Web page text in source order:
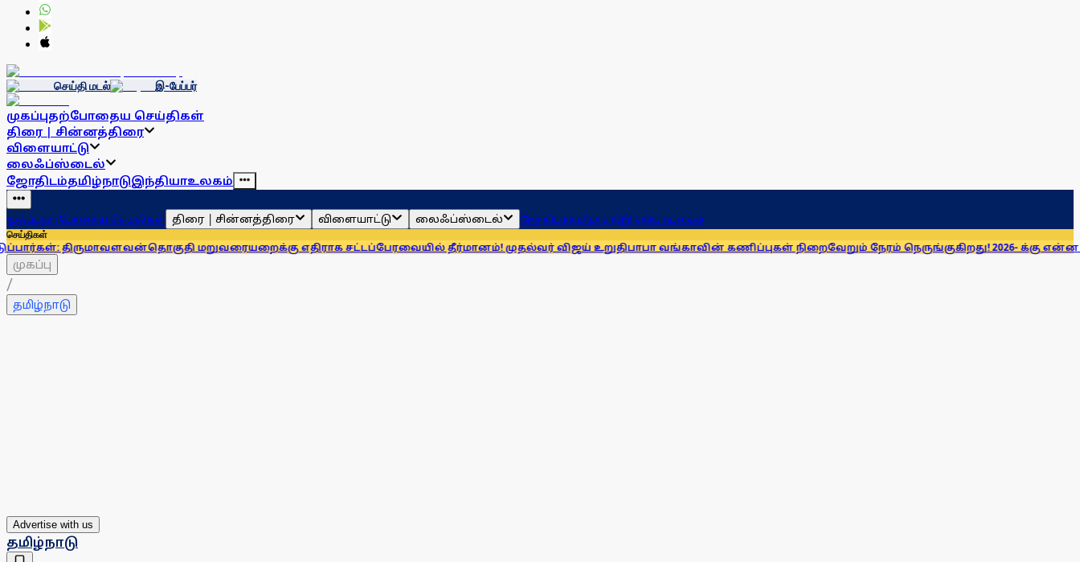
செய்தி மடல் இ-பேப்பர்
முகப்புதற்போதைய செய்திகள்
திரை | சின்னத்திரை
விளையாட்டு
லைஃப்ஸ்டைல்
ஜோதிடம்தமிழ்நாடுஇந்தியாஉலகம்
முகப்புதற்போதைய செய்திகள் திரை | சின்னத்திரை விளையாட்டு லைஃப்ஸ்டைல் ஜோதிடம்தமிழ்நாடுஇந்தியாஉலகம்
செய்திகள்
தொகுதி மறுவரையறைக்கு எதிராக சட்டப்பேரவையில் தீர்மானம்! முதல்வர் விஜய் உறுதிபாபா வங்காவின் கணிப்புகள் நிறைவேறும் நேரம் நெருங்குகிறது! 2026- க்கு என்ன
முகப்பு
/
தமிழ்நாடு
Advertise with us
தமிழ்நாடு